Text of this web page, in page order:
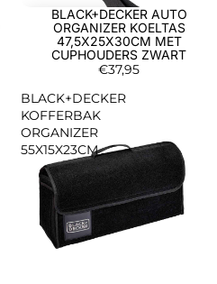
BLACK+DECKER AUTO
ORGANIZER KOELTAS
47,5X25X30CM MET
CUPHOUDERS ZWART
€37,95
BLACK+DECKER
KOFFERBAK
ORGANIZER
55X15X23CM